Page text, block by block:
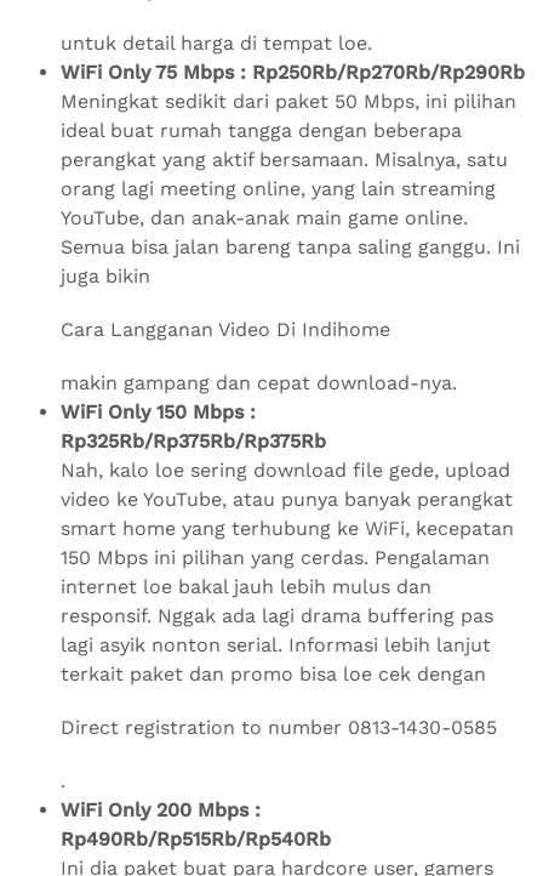
untuk detail harga di tempat loe.
WiFi Only 75 Mbps : Rp250Rb/Rp270Rb/Rp290Rb
Meningkat sedikit dari paket 50 Mbps, ini pilihan
ideal buat rumah tangga dengan beberapa
perangkat yang aktif bersamaan. Misalnya, satu
orang lagi meeting online, yang lain streaming
YouTube, dan anak-anak main game online.
Semua bisa jalan bareng tanpa saling ganggu. Ini
juga bikin
Cara Langganan Video Di Indihome
makin gampang dan cepat download-nya.
WiFi Only 150 Mbps :
Rp325Rb/Rp375Rb/Rp375Rb
Nah, kalo loe sering download file gede, upload
video ke YouTube, atau punya banyak perangkat
smart home yang terhubung ke WiFi, kecepatan
150 Mbps ini pilihan yang cerdas. Pengalaman
internet loe bakal jauh lebih mulus dan
responsif. Nggak ada lagi drama buffering pas
lagi asyik nonton serial. Informasi lebih lanjut
terkait paket dan promo bisa loe cek dengan
Direct registration to number 0813-1430-0585
.
WiFi Only 200 Mbps :
Rp490Rb/Rp515Rb/Rp540Rb
Ini dia paket buat para hardcore user, gamers